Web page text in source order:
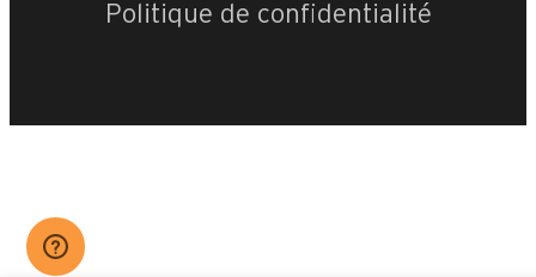
Politique de confidentialité